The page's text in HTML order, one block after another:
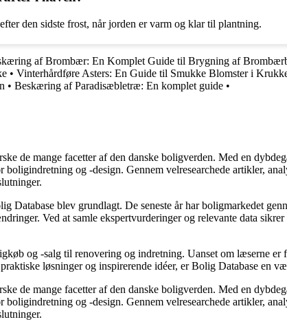
den sidste frost, når jorden er varm og klar til plantning.
af Brombær: En Komplet Guide til Brygning af
• Vinterhårdføre Asters: En Guide til Smukke Blomster i
• Beskæring af Paradisæbletræ: En komplet guide •
de mange facetter af den danske boligverden. Med en
og -design. Gennem velresearchede artikler,
Database blev grundlagt. De seneste år har boligmarkedet
Ved at samle ekspertvurderinger og relevante data
og -salg til renovering og indretning. Uanset om læserne er
løsninger og inspirerende idéer, er Bolig Database en
de mange facetter af den danske boligverden. Med en
og -design. Gennem velresearchede artikler,